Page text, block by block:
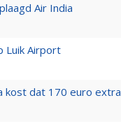
Air India
Luik Airport
kost dat 170 euro extra